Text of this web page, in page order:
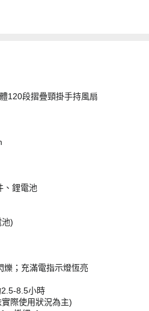
120段摺疊頸掛手持風扇
、鋰電池
池)
爍；充滿電指示燈恆亮
2.5-8.5小時
(依實際使用狀況為主)